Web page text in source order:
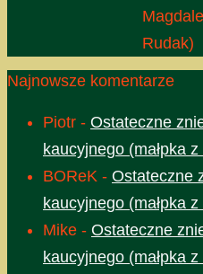
Rudak)
Najnowsze komentarze
Piotr - Ostateczne
kaucyjnego (małpka
BOReK - Ostateczne
kaucyjnego (małpka
Mike - Ostateczne
kaucyjnego (małpka